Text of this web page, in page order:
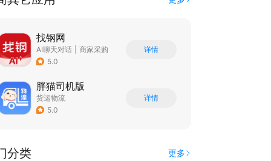
找钢网
AI聊天对话
商家采购
5.0
详情
胖猫司机版
货运物流
5.0
详情
分类 更多